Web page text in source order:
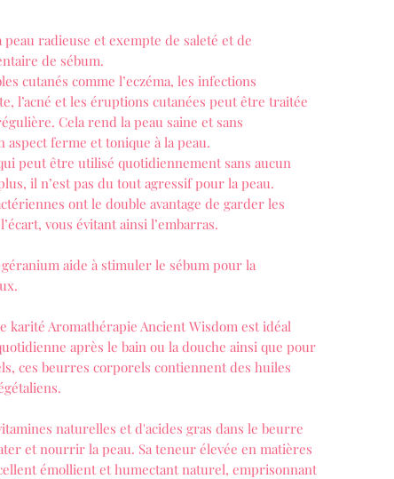
peau radieuse et exempte de saleté et de
de sébum.
cutanés comme l’eczéma, les infections
l’acné et les éruptions cutanées peut être traitée
Cela rend la peau saine et sans
aspect ferme et tonique à la peau.
peut être utilisé quotidiennement sans aucun
il n’est pas du tout agressif pour la peau.
ont le double avantage de garder les
vous évitant ainsi l’embarras.
aide à stimuler le sébum pour la
karité Aromathérapie Ancient Wisdom est idéal
après le bain ou la douche ainsi que pour
ces beurres corporels contiennent des huiles
naturelles et d'acides gras dans le beurre
et nourrir la peau. Sa teneur élevée en matières
émollient et humectant naturel, emprisonnant